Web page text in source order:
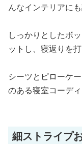
んなインテリアに
しっかりとしたボ
ットし、寝返りを
シーツとピローケ
のある寝室コーデ
細ストライプ